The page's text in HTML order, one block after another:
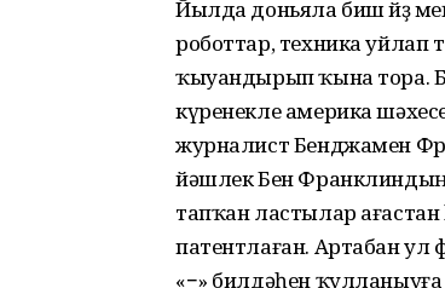
Йылда доньяла биш йөҙ
роботтар, техника уйлап
ҡыуандырып ҡына тора.
күренекле америка
журналист Бенджамен
йәшлек Бен Франклиндың
тапҡан ластылар
патентлаған. Артабан ул
«−» билдәһен